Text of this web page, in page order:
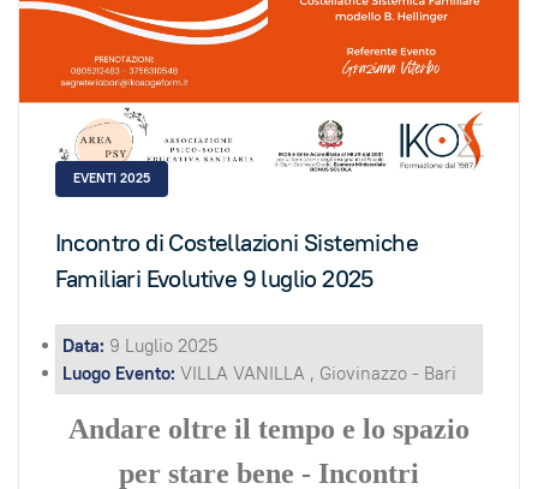
EVENTI 2025
Incontro di Costellazioni Sistemiche
Familiari Evolutive 9 luglio 2025
Data: 9 Luglio 2025
Luogo Evento: VILLA VANILLA , Giovinazzo - Bari
Andare oltre il tempo e lo spazio
per stare bene - Incontri